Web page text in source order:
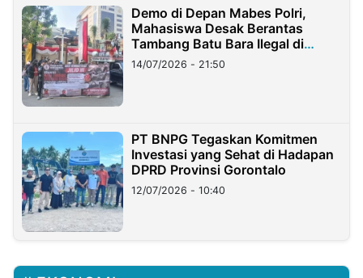
Demo di Depan Mabes Polri,
Mahasiswa Desak Berantas
Tambang Batu Bara Ilegal di
Lampung
14/07/2026 - 21:50
PT BNPG Tegaskan Komitmen
Investasi yang Sehat di Hadapan
DPRD Provinsi Gorontalo
12/07/2026 - 10:40